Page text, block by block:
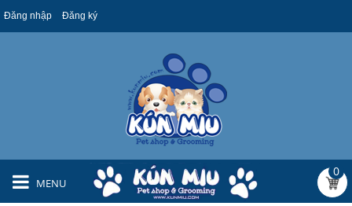
Đăng nhập Đăng ký
MENU
0